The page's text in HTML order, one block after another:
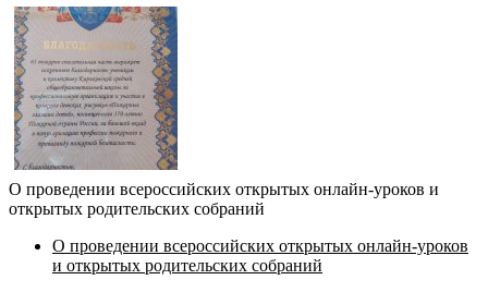
О проведении всероссийских открытых онлайн-уроков и
открытых родительских собраний
О проведении всероссийских открытых онлайн-уроков
и открытых родительских собраний